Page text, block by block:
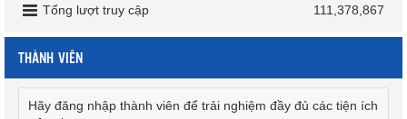
Tổng lượt truy cập
111,378,867
THÀNH VIÊN
Hãy đăng nhập thành viên để trải nghiệm đầy đủ các tiện ích